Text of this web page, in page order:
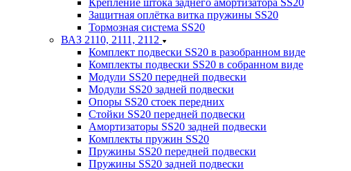
Крепление штока заднего амортизатора SS20
Защитная оплётка витка пружины SS20
Тормозная система SS20
ВАЗ 2110, 2111, 2112
Комплект подвески SS20 в разобранном виде
Комплекты подвески SS20 в собранном виде
Модули SS20 передней подвески
Модули SS20 задней подвески
Опоры SS20 стоек передних
Стойки SS20 передней подвески
Амортизаторы SS20 задней подвески
Комплекты пружин SS20
Пружины SS20 передней подвески
Пружины SS20 задней подвески